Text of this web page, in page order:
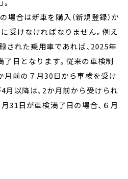
場合は新車を購入（新規登録）か
受けなければなりません。例え
された乗用車であれば、2025年
了日となります。従来の車検制
月前の７月30日から車検を受け
月以降は、2か月前から受けられ
31日が車検満了日の場合、６月